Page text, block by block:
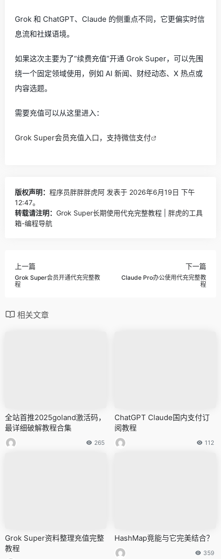
Grok 和 ChatGPT、Claude 的侧重点不同，它更偏实时信
息流和社媒语境。
如果这次主要为了“续费充值”开通 Grok Super，可以先围
绕一个固定领域使用，例如 AI 新闻、财经动态、X 热点或
内容选题。
需要充值可以从这里进入：
Grok Super会员充值入口，支持微信支付
版权声明： 程序员胖胖胖虎阿 发表于 2026年6月19日 下午
12:47。
转载请注明： Grok Super长期使用代充完整教程 | 胖虎的工具
箱-编程导航
上一篇
Grok Super会员开通代充完整教
程
下一篇
Claude Pro办公使用代充完整教
程
相关文章
全站首推2025goland激活码，
最详细破解教程合集
265
ChatGPT Claude国内支付订
阅教程
112
Grok Super资料整理充值完整
教程
HashMap竟能与它完美结合？
359